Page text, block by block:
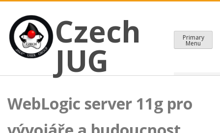
content
Czech JUG
CZECH JAVA USER GROUP
Czech
JUG
Primary
Menu
WebLogic server 11g pro